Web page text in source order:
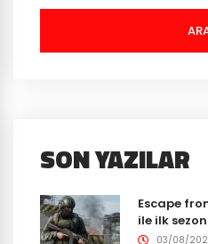
SON YAZILAR
Escape
ile ilk
03/08/